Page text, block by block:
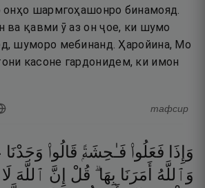
онҳо шармгоҳашонро бинамояд.
ва қавми ӯ аз он ҷое, ки шумо
шуморо мебинанд. Ҳаройина, Мо
касоне гардонидем, ки имон
тафсир
وَإِذَا فَعَلُوا۟ فَـٰحِشَةًۭ قَالُوا۟ وَجَدْنَا
وَٱللَّهُ
أَمَرَنَا بِهَا ۗ قُلْ إِنَّ ٱللَّهَ لَا